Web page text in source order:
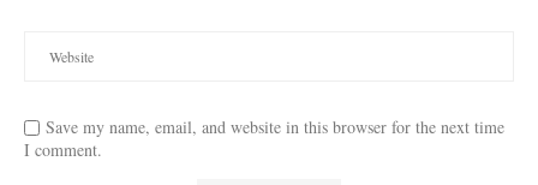
Save my name, email, and website in this browser for the next time
I comment.